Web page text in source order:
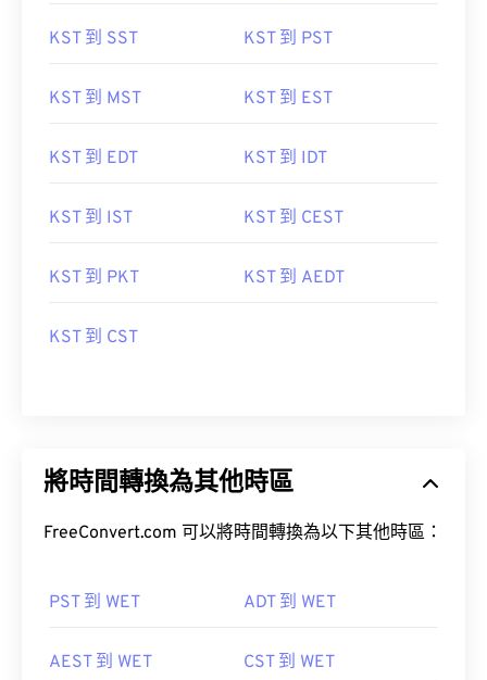
KST 到 SST KST 到 PST
KST 到 MST KST 到 EST
KST 到 EDT KST 到 IDT
KST 到 IST KST 到 CEST
KST 到 PKT KST 到 AEDT
KST 到 CST
將時間轉換為其他時區
FreeConvert.com 可以將時間轉換為以下其他時區：
PST 到 WET ADT 到 WET
AEST 到 WET CST 到 WET